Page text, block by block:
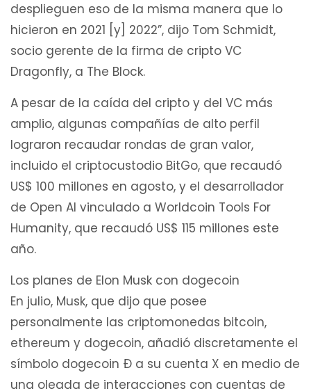
desplieguen eso de la misma manera que lo
hicieron en 2021 [y] 2022”, dijo Tom Schmidt,
socio gerente de la firma de cripto VC
Dragonfly, a The Block.
A pesar de la caída del cripto y del VC más
amplio, algunas compañías de alto perfil
lograron recaudar rondas de gran valor,
incluido el criptocustodio BitGo, que recaudó
US$ 100 millones en agosto, y el desarrollador
de Open AI vinculado a Worldcoin Tools For
Humanity, que recaudó US$ 115 millones este
año.
Los planes de Elon Musk con dogecoin
En julio, Musk, que dijo que posee
personalmente las criptomonedas bitcoin,
ethereum y dogecoin, añadió discretamente el
símbolo dogecoin Ð a su cuenta X en medio de
una oleada de interacciones con cuentas de